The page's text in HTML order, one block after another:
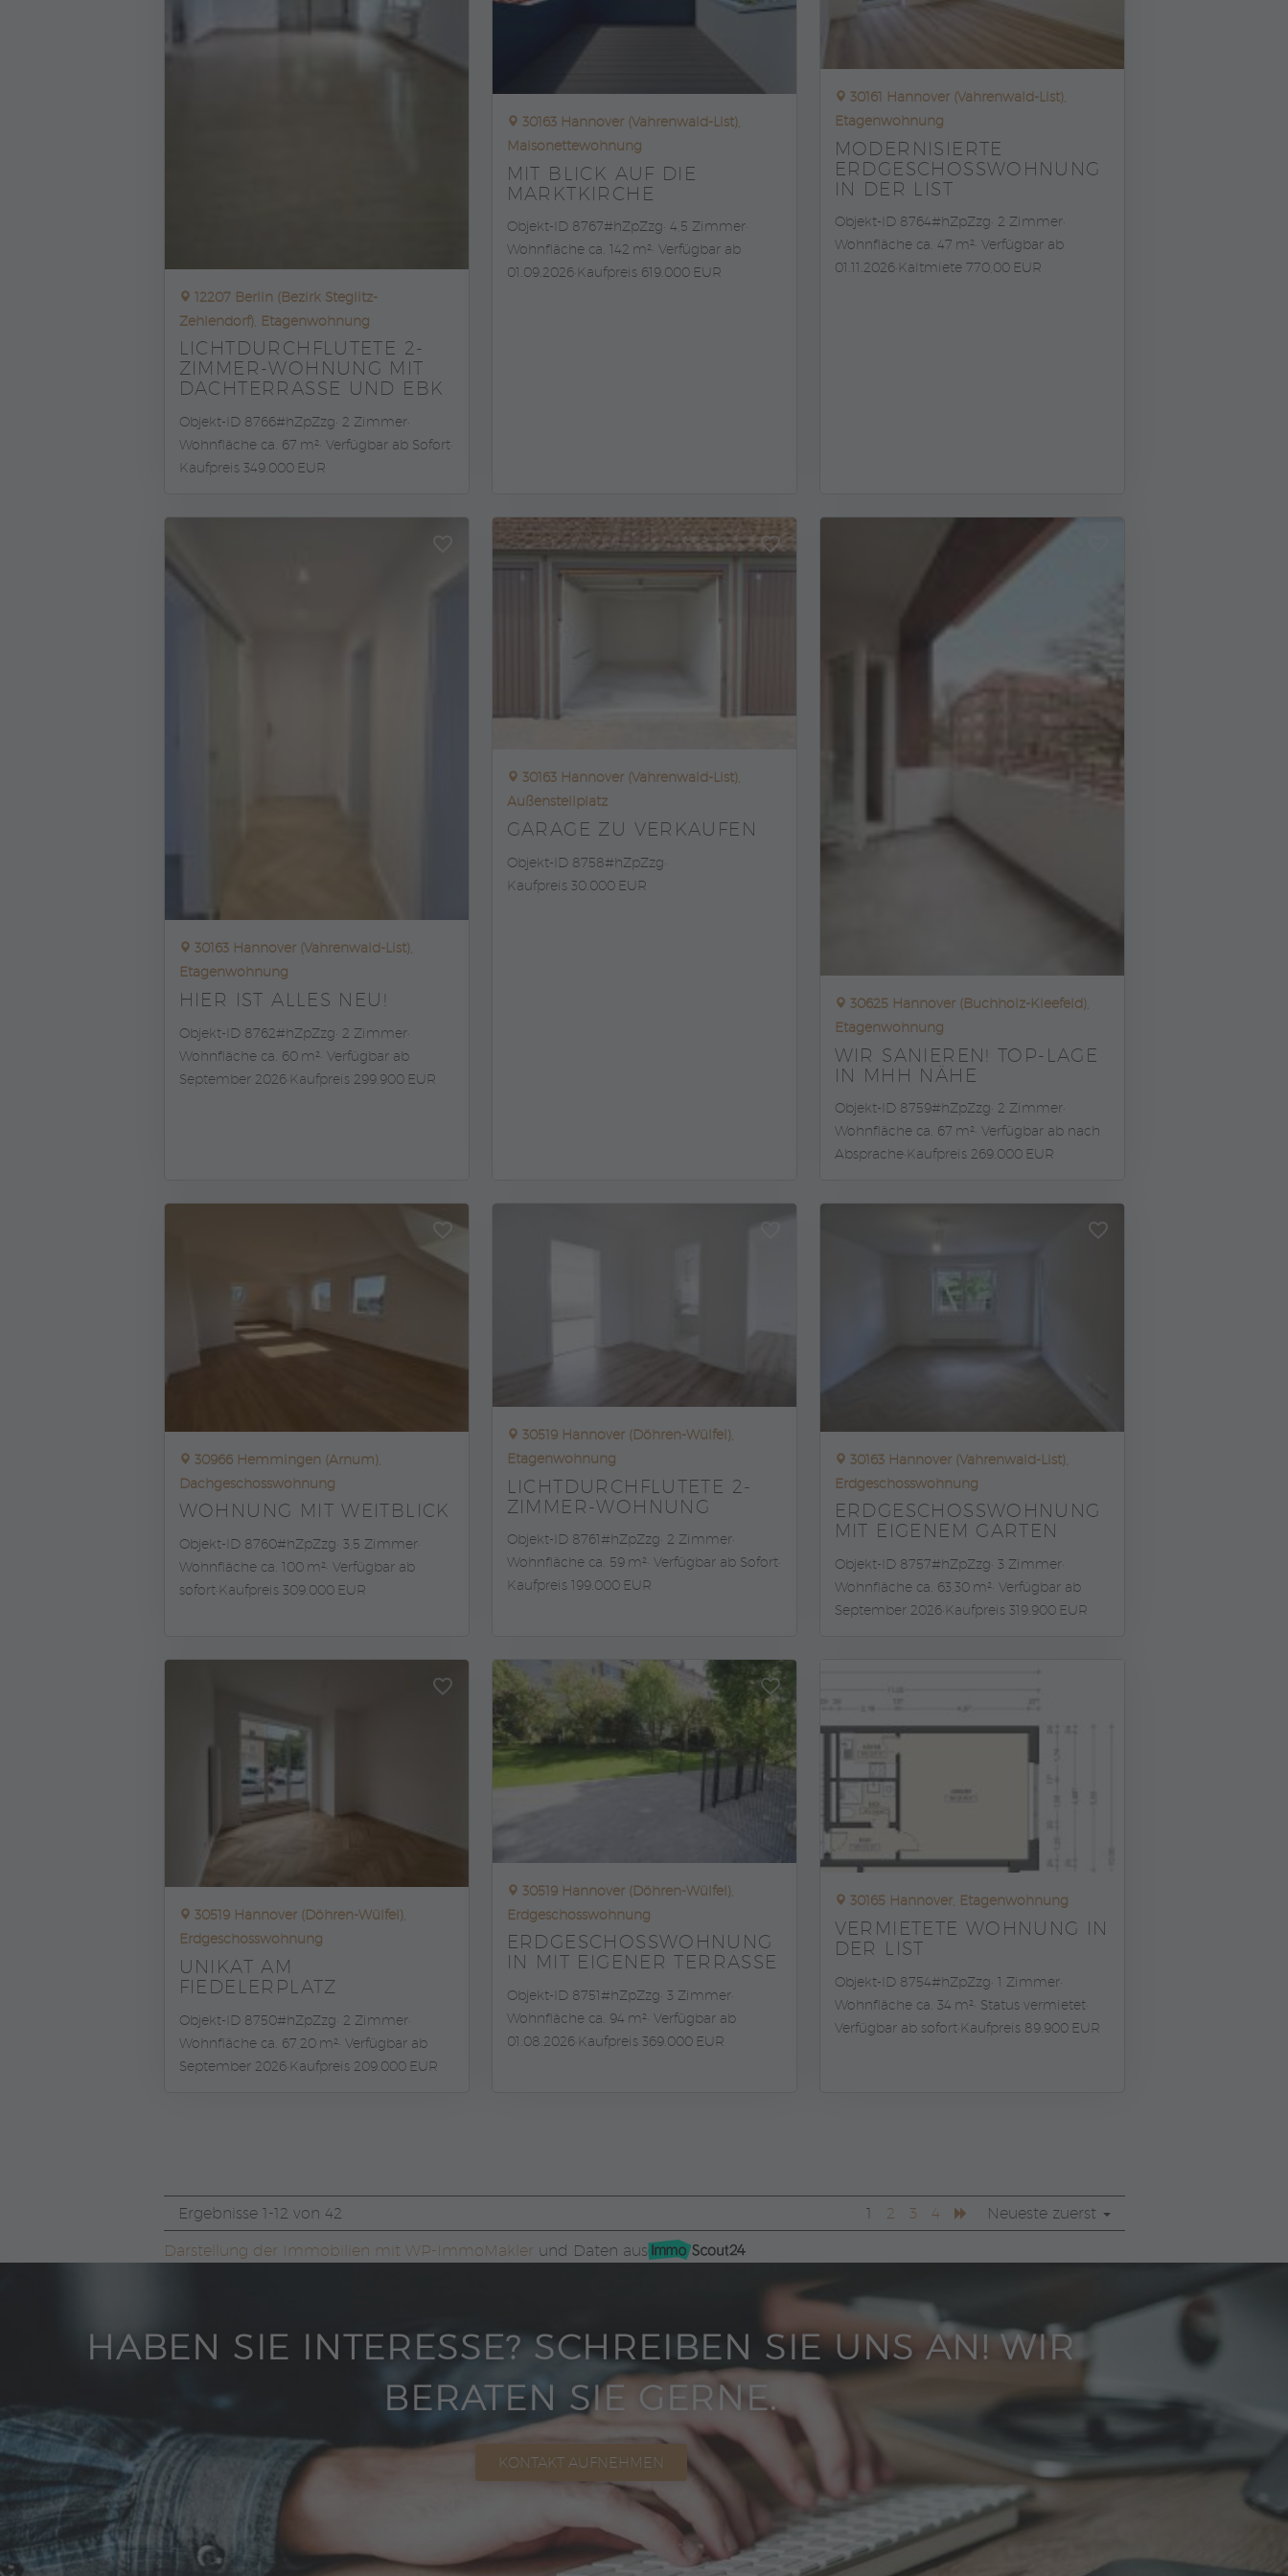
12207 Berlin (Bezirk Steglitz-
Zehlendorf), Etagenwohnung
LICHTDURCHFLUTETE 2-
ZIMMER-WOHNUNG MIT
DACHTERRASSE UND EBK
Objekt-ID 8766#hZpZzg 2 Zimmer
Wohnfläche ca. 67 m² Verfügbar ab Sofort
Kaufpreis 349.000 EUR
30163 Hannover (Vahrenwald-List),
Maisonettewohnung
MIT BLICK AUF DIE
MARKTKIRCHE
Objekt-ID 8767#hZpZzg 4,5 Zimmer
Wohnfläche ca. 142 m² Verfügbar ab
01.09.2026 Kaufpreis 619.000 EUR
30161 Hannover (Vahrenwald-List),
Etagenwohnung
MODERNISIERTE
ERDGESCHOSSWOHNUNG
IN DER LIST
Objekt-ID 8764#hZpZzg 2 Zimmer
Wohnfläche ca. 47 m² Verfügbar ab
01.11.2026 Kaltmiete 770,00 EUR
30163 Hannover (Vahrenwald-List),
Etagenwohnung
HIER IST ALLES NEU!
Objekt-ID 8762#hZpZzg 2 Zimmer
Wohnfläche ca. 60 m² Verfügbar ab
September 2026 Kaufpreis 299.900 EUR
30163 Hannover (Vahrenwald-List),
Außenstellplatz
GARAGE ZU VERKAUFEN
Objekt-ID 8758#hZpZzg
Kaufpreis 30.000 EUR
30625 Hannover (Buchholz-Kleefeld),
Etagenwohnung
WIR SANIEREN! TOP-LAGE
IN MHH NÄHE
Objekt-ID 8759#hZpZzg 2 Zimmer
Wohnfläche ca. 67 m² Verfügbar ab nach
Absprache Kaufpreis 269.000 EUR
30966 Hemmingen (Arnum),
Dachgeschosswohnung
WOHNUNG MIT WEITBLICK
Objekt-ID 8760#hZpZzg 3,5 Zimmer
Wohnfläche ca. 100 m² Verfügbar ab
sofort Kaufpreis 309.000 EUR
30519 Hannover (Döhren-Wülfel),
Etagenwohnung
LICHTDURCHFLUTETE 2-
ZIMMER-WOHNUNG
Objekt-ID 8761#hZpZzg 2 Zimmer
Wohnfläche ca. 59 m² Verfügbar ab Sofort
Kaufpreis 199.000 EUR
30163 Hannover (Vahrenwald-List),
Erdgeschosswohnung
ERDGESCHOSSWOHNUNG
MIT EIGENEM GARTEN
Objekt-ID 8757#hZpZzg 3 Zimmer
Wohnfläche ca. 63,30 m² Verfügbar ab
September 2026 Kaufpreis 319.900 EUR
30519 Hannover (Döhren-Wülfel),
Erdgeschosswohnung
UNIKAT AM
FIEDELERPLATZ
Objekt-ID 8750#hZpZzg 2 Zimmer
Wohnfläche ca. 67,20 m² Verfügbar ab
September 2026 Kaufpreis 209.000 EUR
30519 Hannover (Döhren-Wülfel),
Erdgeschosswohnung
ERDGESCHOSSWOHNUNG
IN MIT EIGENER TERRASSE
Objekt-ID 8751#hZpZzg 3 Zimmer
Wohnfläche ca. 94 m² Verfügbar ab
01.08.2026 Kaufpreis 369.000 EUR
30165 Hannover, Etagenwohnung
VERMIETETE WOHNUNG IN
DER LIST
Objekt-ID 8754#hZpZzg 1 Zimmer
Wohnfläche ca. 34 m² Status vermietet
Verfügbar ab sofort Kaufpreis 89.900 EUR
Ergebnisse 1-12 von 42 1 2 3 4 Neueste zuerst
Darstellung der Immobilien mit WP-ImmoMakler und Daten aus
HABEN SIE INTERESSE? SCHREIBEN SIE UNS AN! WIR
BERATEN SIE GERNE.
KONTAKT AUFNEHMEN